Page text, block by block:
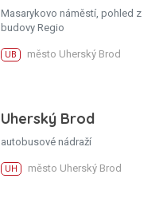
Masarykovo náměstí, pohled z
budovy Regio
UB město Uherský Brod
Uherský Brod
autobusové nádraží
UH město Uherský Brod